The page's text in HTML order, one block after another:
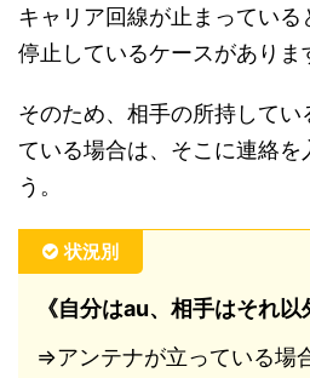
キャリア回線が止まっている
停止しているケースがありま
そのため、相手の所持してい
ている場合は、そこに連絡を
う。
状況別
《自分はau、相手はそれ以
⇒アンテナが立っている場